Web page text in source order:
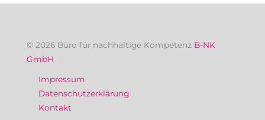
© 2026 Büro für nachhaltige Kompetenz B-NK
GmbH
Impressum
Datenschutzerklärung
Kontakt